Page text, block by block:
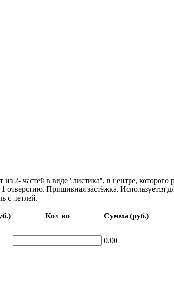
из 2- частей в виде "листика", в центре,
отверстию. Пришивная застёжка. Используется
с петлей.
Кол-во Сумма (руб.)
0.00